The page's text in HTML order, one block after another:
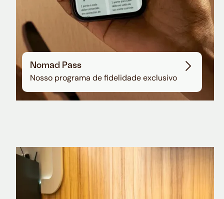
Nomad Pass
Nosso programa de fidelidade exclusivo